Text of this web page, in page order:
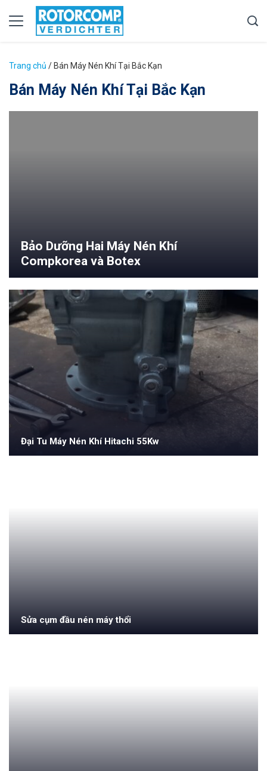
Trang chủ / Bán Máy Nén Khí Tại Bắc Kạn
Bán Máy Nén Khí Tại Bắc Kạn
Bảo Dưỡng Hai Máy Nén Khí
Compkorea và Botex
Đại Tu Máy Nén Khí Hitachi 55Kw
Sửa cụm đầu nén máy thổi